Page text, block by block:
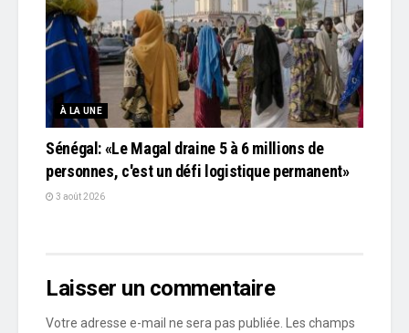
À LA UNE
Sénégal: «Le Magal draine 5 à 6 millions de
personnes, c'est un défi logistique permanent»
3 août 2026
Laisser un commentaire
Votre adresse e-mail ne sera pas publiée. Les champs